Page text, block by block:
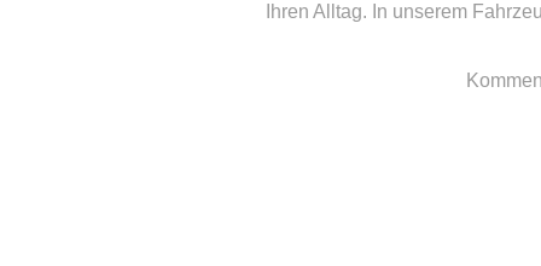
Ihren Alltag. In unserem